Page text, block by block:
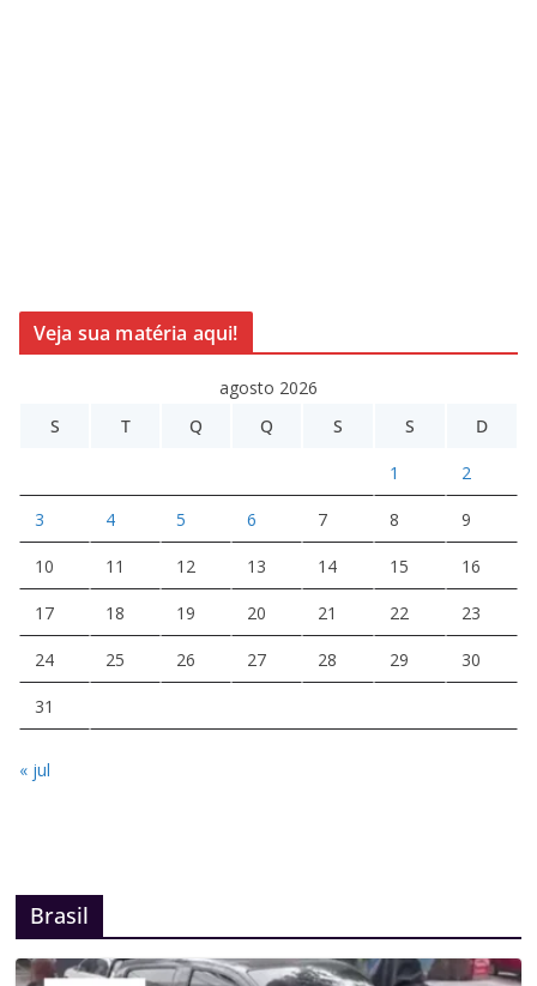
Veja sua matéria aqui!
agosto 2026
S
T Q Q S S D
1 2
3 4 5 6 7 8 9
10 11 12 13 14 15 16
17 18 19 20 21 22 23
24 25 26 27 28 29 30
31
« jul
Brasil